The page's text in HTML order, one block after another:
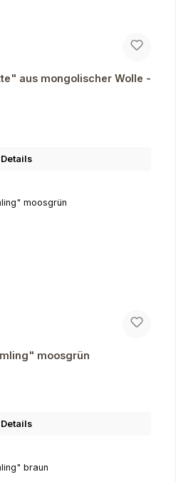
aus mongolischer Wolle -
Details
moosgrün
Details